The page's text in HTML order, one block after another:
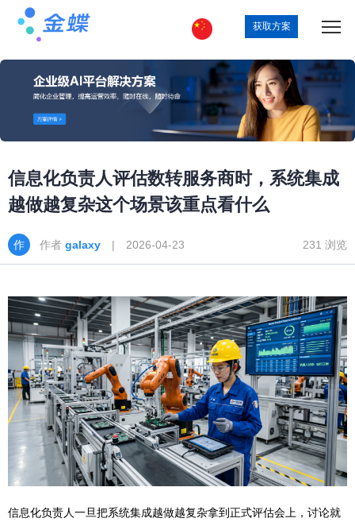
获取方案
信息化负责人评估数转服务商时，系统集成
越做越复杂这个场景该重点看什么
作者 galaxy | 2026-04-23 231 浏览
信息化负责人一旦把系统集成越做越复杂拿到正式评估会上，讨论就